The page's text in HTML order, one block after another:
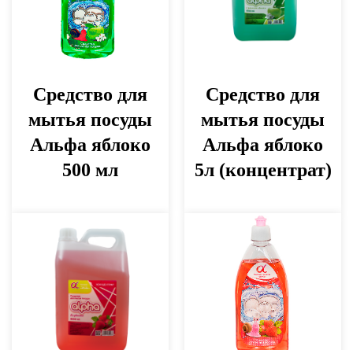
Средство для
мытья посуды
Альфа яблоко
500 мл
Средство для
мытья посуды
Альфа яблоко
5л (концентрат)